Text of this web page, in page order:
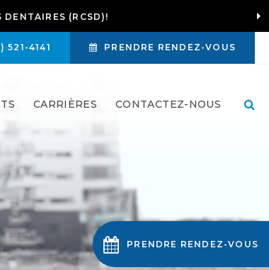
PRENDRE RENDEZ-VOUS
DENTAIRES (RCSD)!
521-4141 PRENDRE RENDEZ-VOUS
CARRIÈRES CONTACTEZ-NOUS